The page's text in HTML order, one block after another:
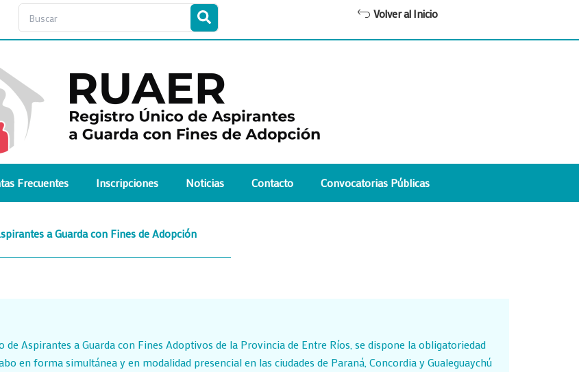
Search Volver al Inicio
Frecuentes Inscripciones Noticias Contacto Convocatorias Públicas
a Guarda con Fines de Adopción
Aspirantes a Guarda con Fines Adoptivos de la Provincia de Entre Ríos, se dispone la obligatoriedad
en forma simultánea y en modalidad presencial en las ciudades de Paraná, Concordia y Gualeguaychú